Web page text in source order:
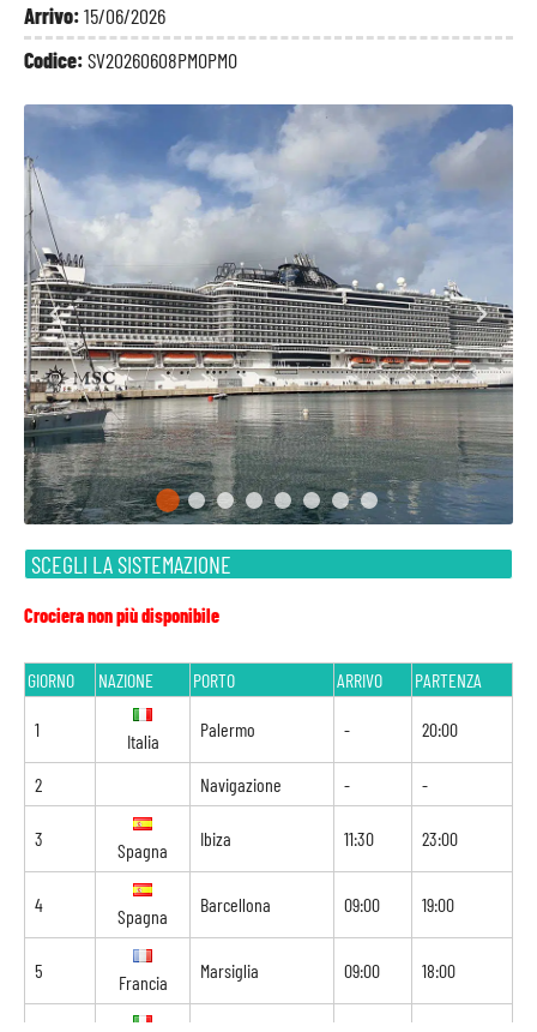
Arrivo:15/06/2026
Codice:SV20260608PMOPMO
SCEGLI LA SISTEMAZIONE
Crociera non più disponibile
GIORNO NAZIONE PORTO ARRIVO PARTENZA
1
Italia
Palermo - 20:00
2 Navigazione - -
3
Spagna
Ibiza 11:30 23:00
4
Spagna
Barcellona 09:00 19:00
5
Francia
Marsiglia 09:00 18:00